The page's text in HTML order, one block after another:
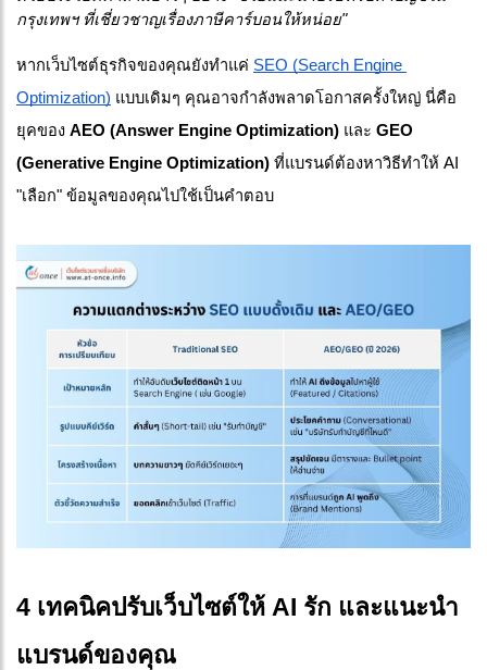
กรุงเทพฯ ที่เชี่ยวชาญเรื่องภาษีคาร์บอนให้หน่อย"
หากเว็บไซต์ธุรกิจของคุณยังทำแค่ SEO (Search Engine
Optimization) แบบเดิมๆ คุณอาจกำลังพลาดโอกาสครั้งใหญ่ นี่คือ
ยุคของ AEO (Answer Engine Optimization) และ GEO
(Generative Engine Optimization) ที่แบรนด์ต้องหาวิธีทำให้ AI
"เลือก" ข้อมูลของคุณไปใช้เป็นคำตอบ
4 เทคนิคปรับเว็บไซต์ให้ AI รัก และแนะนำ
แบรนด์ของคุณ